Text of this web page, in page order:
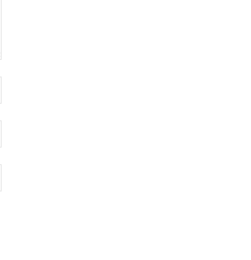
electrónico:*
web: